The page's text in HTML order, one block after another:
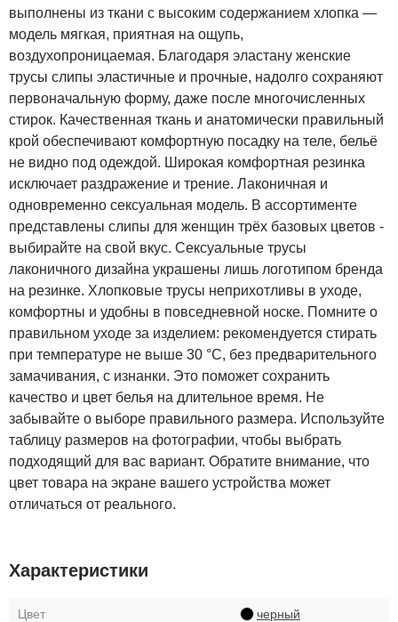
выполнены из ткани с высоким содержанием хлопка —
модель мягкая, приятная на ощупь,
воздухопроницаемая. Благодаря эластану женские
трусы слипы эластичные и прочные, надолго сохраняют
первоначальную форму, даже после многочисленных
стирок. Качественная ткань и анатомически правильный
крой обеспечивают комфортную посадку на теле, бельё
не видно под одеждой. Широкая комфортная резинка
исключает раздражение и трение. Лаконичная и
одновременно сексуальная модель. В ассортименте
представлены слипы для женщин трёх базовых цветов -
выбирайте на свой вкус. Сексуальные трусы
лаконичного дизайна украшены лишь логотипом бренда
на резинке. Хлопковые трусы неприхотливы в уходе,
комфортны и удобны в повседневной носке. Помните о
правильном уходе за изделием: рекомендуется стирать
при температуре не выше 30 °C, без предварительного
замачивания, с изнанки. Это поможет сохранить
качество и цвет белья на длительное время. Не
забывайте о выборе правильного размера. Используйте
таблицу размеров на фотографии, чтобы выбрать
подходящий для вас вариант. Обратите внимание, что
цвет товара на экране вашего устройства может
отличаться от реального.
Характеристики
Цвет черный